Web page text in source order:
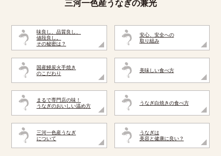
三河一色産うなぎの兼光
味良し、品質良し、
値段良し。
その秘密は？
安心、安全への
取り組み
国産鰻炭火手焼き
のこだわり
美味しい食べ方
まるで専門店の味！
うなぎのおいしい温め方
うなぎ白焼きの食べ方
三河一色産うなぎ
について
うなぎは
美容と健康に良い？